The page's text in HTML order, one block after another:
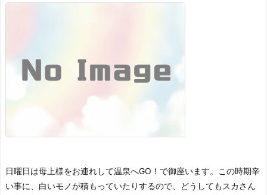
日曜日は母上様をお連れして温泉へGO！で御座います。
この時期辛
い事に、白いモノが積もっていたりするので、どうしてもスカさん